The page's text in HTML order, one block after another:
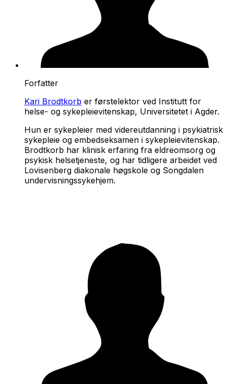
Forfatter
Kari Brodtkorb er førstelektor ved Institutt for
helse- og sykepleievitenskap, Universitetet i Agder.
Hun er sykepleier med videreutdanning i psykiatrisk
sykepleie og embedseksamen i sykepleievitenskap.
Brodtkorb har klinisk erfaring fra eldreomsorg og
psykisk helsetjeneste, og har tidligere arbeidet ved
Lovisenberg diakonale høgskole og Songdalen
undervisningssykehjem.